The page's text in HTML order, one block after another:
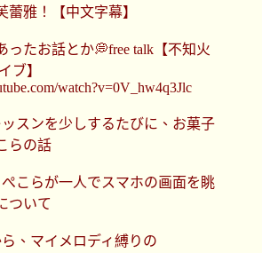
蕾雅！【中文字幕】
ったお話とか💭free talk【不知火
ブ】
watch?v=0V_hw4q3Jlc
ッスンを少しするたびに、お菓子
らの話
ぺこらが一人でスマホの画面を眺
ついて
、マイメロディ縛りの